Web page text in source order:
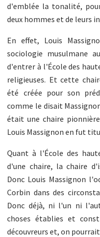
d'emblée la tonalité,
deux hommes et de leurs
En effet, Louis
sociologie musulmane
d'entrer à l'École des
religieuses. Et cette
été créée pour son
comme le disait
était une chaire
Louis Massignon en fut
Quant à l'École des
d'une chaire, la chaire
Donc Louis Massignon
Corbin dans des
Donc déjà, ni l'un ni
choses établies et
découvreurs et, on